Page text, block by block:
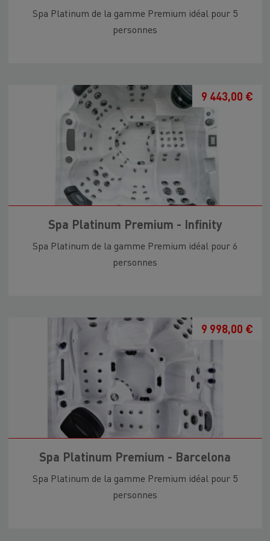
Spa Platinum de la gamme Premium idéal pour 5
personnes
9 443,00 €
Spa Platinum Premium - Infinity
Spa Platinum de la gamme Premium idéal pour 6
personnes
9 998,00 €
Spa Platinum Premium - Barcelona
Spa Platinum de la gamme Premium idéal pour 5
personnes